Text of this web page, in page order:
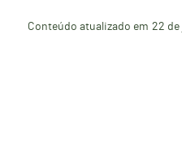
Conteúdo atualizado em 22 de